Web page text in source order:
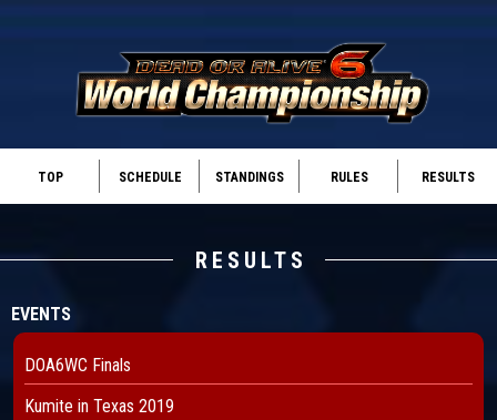
TOP SCHEDULE STANDINGS RULES RESULTS
RESULTS
EVENTS
DOA6WC Finals
Kumite in Texas 2019